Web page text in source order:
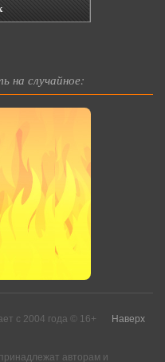
на случайное:
Наверх
с 2004 года © 16+
авторам и